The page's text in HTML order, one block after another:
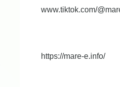
www.tiktok.com/
https://mare-e.info/